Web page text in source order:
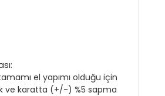
el yapımı olduğu için
ve karatta (+/-) %5 sapma